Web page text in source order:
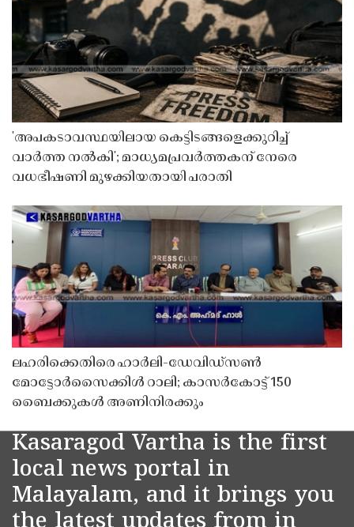
'അപകടാവസ്ഥയിലായ കെട്ടിടങ്ങളെക്കുറിച്ച്
വാർത്ത നൽകി'; മാധ്യമപ്രവർത്തകന് നേരെ
വധഭീഷണി മുഴക്കിയതായി പരാതി
ലഹരിക്കെതിരെ ഹാർലി-ഡേവിഡ്‌സൺ
മോട്ടോർസൈക്കിൾ റാലി; കാസർകോട്ട് 150
ബൈക്കുകൾ അണിനിരക്കും
Kasaragod Vartha is the first
local news portal in
Malayalam, and it brings you